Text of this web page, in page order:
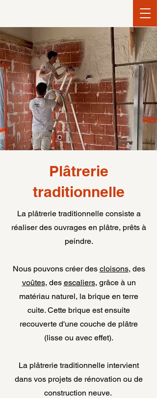
Plâtrerie
traditionnelle
La plâtrerie traditionnelle consiste a
réaliser des ouvrages en plâtre, prêts à
peindre.
Nous pouvons créer des cloisons, des
voûtes, des escaliers, grâce à un
matériau naturel, la brique en terre
cuite. Cette brique est ensuite
recouverte d'une couche de plâtre
(lisse ou avec effet).
La plâtrerie traditionnelle intervient
dans vos projets de rénovation ou de
construction neuve.